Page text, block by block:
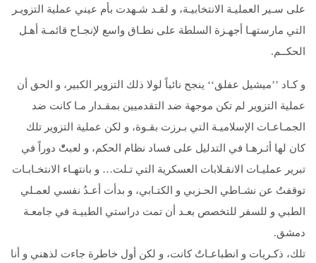
على سـير العمليـة الانتخابيـة، و لقـد شـهدت بأم عيني عملية التزويـر
التي مارستهـا أجهـزة السلطة على نطـاق واسع لإنجـاح قائمـة أهـل
الحكــم.
و كـاد ’’ميشيل عفلق‘‘ ينجح نائباً لولا ذلك التزوير الكبير، و الحق أن
عملية التزوير لم تكن موجهة ضد التقدميين بمقـدار مـا كانت ضد
الجمـاعـات الإسلاميـة التي بـرزت بقـوة، و لكن عملية التزوير تلك
كان لها أثـرهـا في التدليل على فساد نظام الحكم، و لعبتّْ دوراً في
تبرير عمليـات الانقـلابات العسكرية التي تـلت… و بانتهـاء الانتخـابـات
توقفتُ عن نشـاطي الحـزبي و الكتـابي، و بدأت أعـدُ نفسي لعمـلي
الطبي و للسفر للتخصص بعـد أن تمت دراستي الطبيـة في جامعـة
دمشق.
تلك، ذكـريات و انطباعـاتٌ كانت، و لكن أول خاطرة جاءت لذهني و أنا